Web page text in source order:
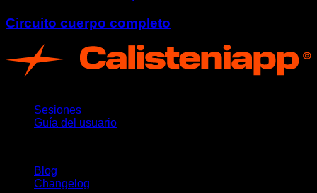
Circuito cuerpo completo
Sesiones
Guía del usuario
Blog
Changelog